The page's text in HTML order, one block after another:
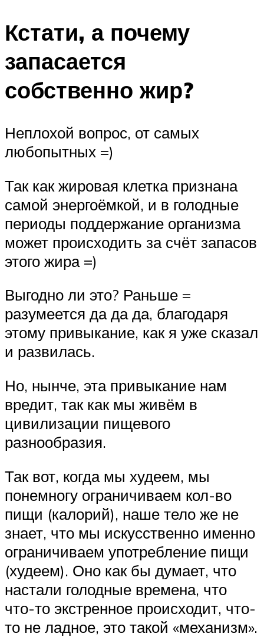
Кстати, а почему
запасается
собственно жир?
Неплохой вопрос, от самых
любопытных =)
Так как жировая клетка признана
самой энергоёмкой, и в голодные
периоды поддержание организма
может происходить за счёт запасов
этого жира =)
Выгодно ли это? Раньше =
разумеется да да да, благодаря
этому привыкание, как я уже сказал
и развилась.
Но, нынче, эта привыкание нам
вредит, так как мы живём в
цивилизации пищевого
разнообразия.
Так вот, когда мы худеем, мы
понемногу ограничиваем кол-во
пищи (калорий), наше тело же не
знает, что мы искусственно именно
ограничиваем употребление пищи
(худеем). Оно как бы думает, что
настали голодные времена, что
что-то экстренное происходит, что-
то не ладное, это такой «механизм».